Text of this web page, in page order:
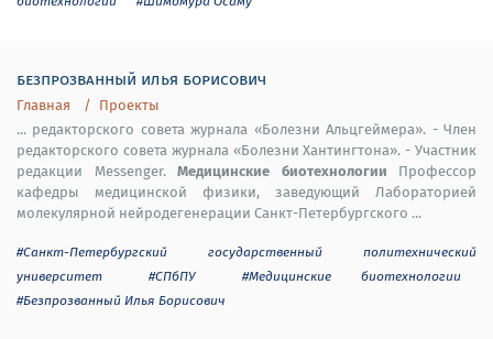
безпрозванный илья борисович
Главная
Проекты
... редакторского совета журнала «Болезни Альцгеймера». - Член
редакторского совета журнала «Болезни Хантингтона». - Участник
редакции Messenger. Медицинские биотехнологии Профессор
кафедры медицинской физики, заведующий Лабораторией
молекулярной нейродегенерации Санкт-Петербургского ...
#Санкт-Петербургский государственный политехнический
университет
#СПбПУ
#Медицинские биотехнологии
#Безпрозванный Илья Борисович